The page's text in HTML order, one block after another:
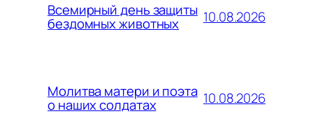
Всемирный день защиты
бездомных животных 10.08.2026
Молитва матери и поэта
о наших солдатах 10.08.2026